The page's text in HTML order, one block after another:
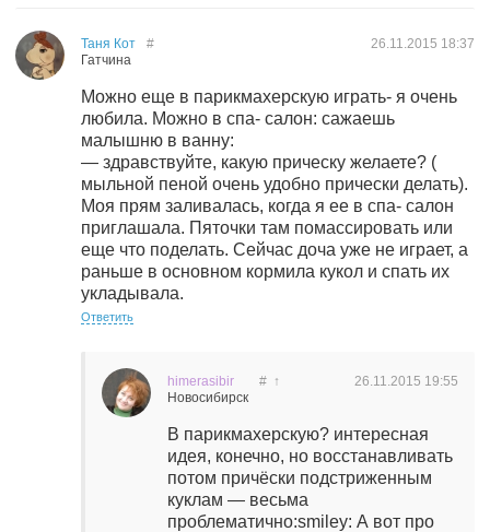
Таня Кот
Гатчина
26.11.2015 18:37
#
Можно еще в парикмахерскую играть- я очень
любила. Можно в спа- салон: сажаешь
малышню в ванну:
— здравствуйте, какую прическу желаете? (
мыльной пеной очень удобно прически делать).
Моя прям заливалась, когда я ее в спа- салон
приглашала. Пяточки там помассировать или
еще что поделать. Сейчас доча уже не играет, а
раньше в основном кормила кукол и спать их
укладывала.
Ответить
himerasibir
Новосибирск
26.11.2015 19:55
# ↑
В парикмахерскую? интересная
идея, конечно, но восстанавливать
потом причёски подстриженным
куклам — весьма
проблематично:smiley: А вот про